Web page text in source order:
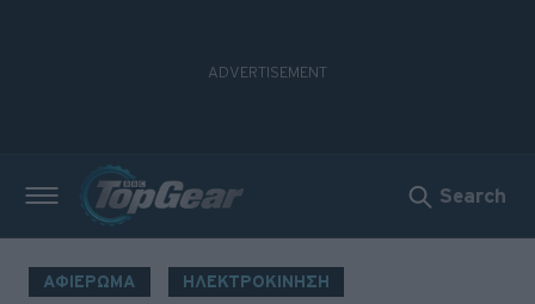
Search
ΑΦΙΕΡΩΜΑ ΗΛΕΚΤΡΟΚΙΝΗΣΗ
Νέα
Δοκιμές